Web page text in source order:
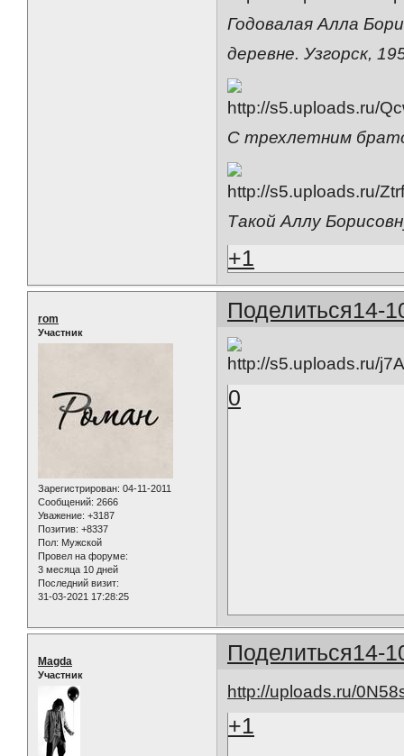
Годовалая Алла
деревне. Узгорск,
С трехлетним
Такой Аллу
+1
Поделиться14-
rom
Участник
Зарегистрирован: 04-11-2011
Сообщений: 2666
Уважение: +3187
Позитив: +8337
Пол: Мужской
Провел на форуме:
3 месяца 10 дней
Последний визит:
31-03-2021 17:28:25
0
Поделиться14-
Magda
Участник
http://uploads.ru/
+1